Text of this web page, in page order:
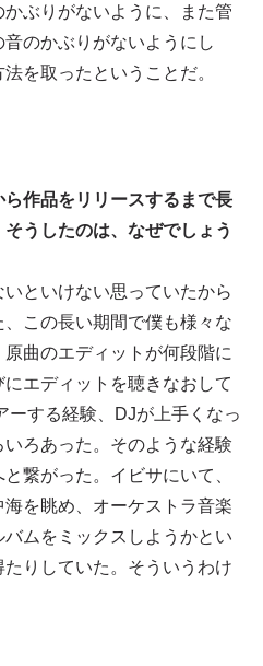
ぶりがないように、また管
のかぶりがないようにし
を取ったということだ。
作品をリリースするまで長
うしたのは、なぜでしょう
といけない思っていたから
この長い期間で僕も様々な
曲のエディットが何段階に
エディットを聴きなおして
ーする経験、DJが上手くなっ
ろあった。そのような経験
繋がった。イビサにいて、
を眺め、オーケストラ音楽
ムをミックスしようかとい
りしていた。そういうわけ